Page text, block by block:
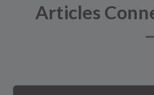
Articles